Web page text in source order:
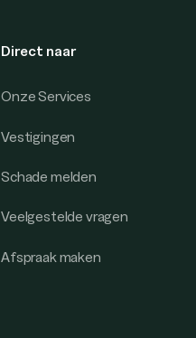
Direct naar
Onze Services
Vestigingen
Schade melden
Veelgestelde vragen
Afspraak maken